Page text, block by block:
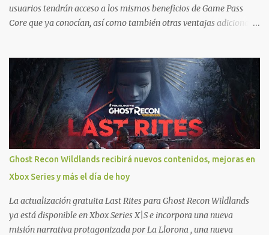
usuarios tendrán acceso a los mismos beneficios de Game Pass
Core que ya conocían, así como también otras ventajas adicionales
que están en Xbox y PC, que van desde skins, desbloqueo de
personajes, paquetes de armas hasta emotes, monedas virtuales y
más para diferentes títulos. Todas estas ventajas se pueden
reclamar desde la sección de Game Pass o en tu aplicación de Xbox
yendo directamente a la pestaña de Game Pass. Essential también
ahora sumará el acceso a la Nube de Xbox, el cual nos permitite
jugar una pequeña porción de los juegos de la suscripción
mediante xCloud y más de 600 juegos compatibles si es que los
compramos previamente (con más títulos en camino a ser
compatibles con la función Transmite tu Propios Juegos). Pueden
leer más...
Ghost Recon Wildlands recibirá nuevos contenidos, mejoras en
Xbox Series y más el día de hoy
La actualización gratuita Last Rites para Ghost Recon Wildlands
ya está disponible en Xbox Series X|S e incorpora una nueva
misión narrativa protagonizada por La Llorona , una nueva